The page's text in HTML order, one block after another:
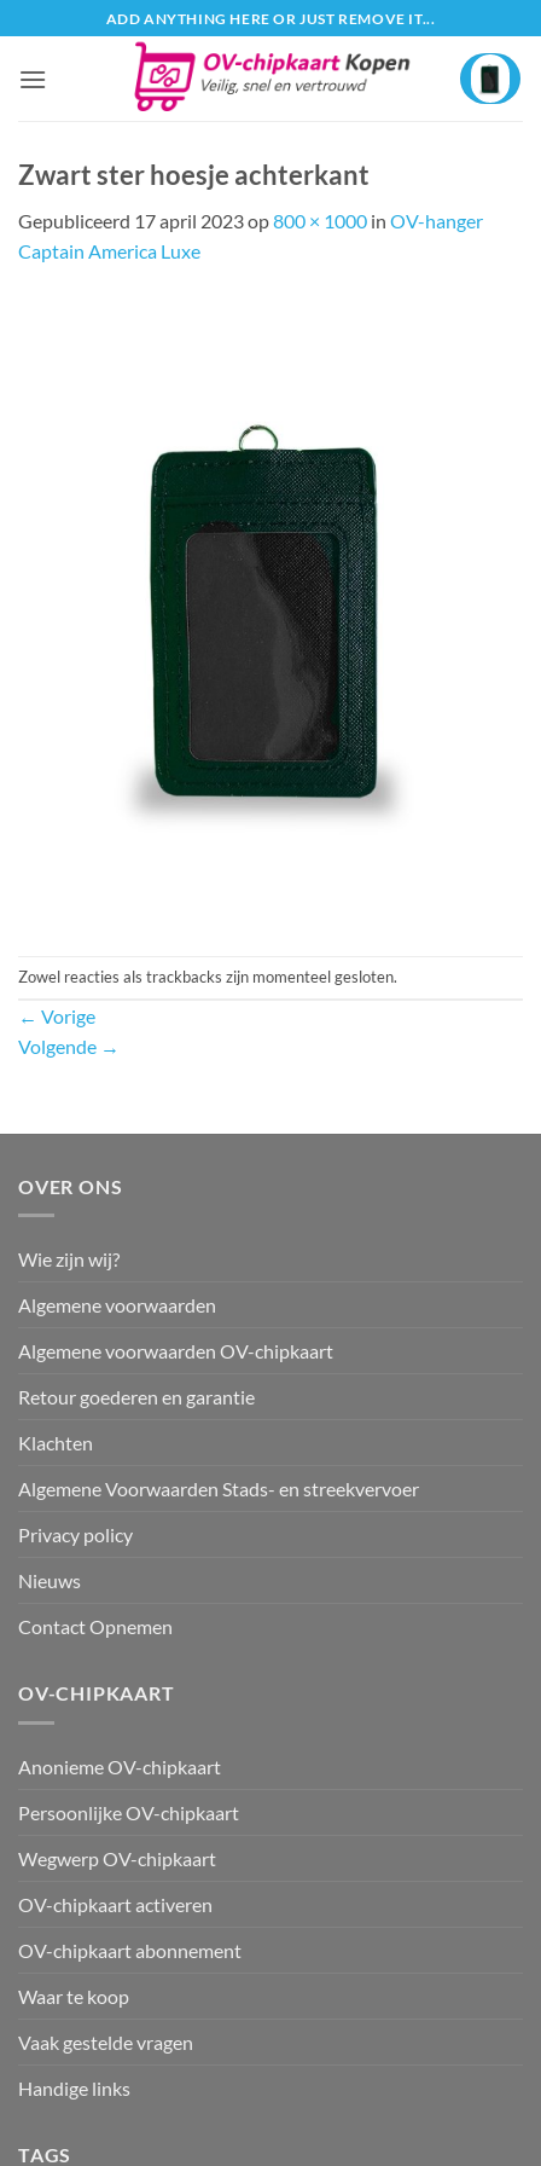
naar
inhoud
ADD ANYTHING HERE OR JUST REMOVE IT...
Zwart ster hoesje achterkant
Gepubliceerd 17 april 2023op800 × 1000 in OV-hanger
Captain America Luxe
Zowel reacties als trackbacks zijn momenteel gesloten.
← Vorige
Volgende →
OVER ONS
Wie zijn wij?
Algemene voorwaarden
Algemene voorwaarden OV-chipkaart
Retour goederen en garantie
Klachten
Algemene Voorwaarden Stads- en streekvervoer
Privacy policy
Nieuws
Contact Opnemen
OV-CHIPKAART
Anonieme OV-chipkaart
Persoonlijke OV-chipkaart
Wegwerp OV-chipkaart
OV-chipkaart activeren
OV-chipkaart abonnement
Waar te koop
Vaak gestelde vragen
Handige links
TAGS